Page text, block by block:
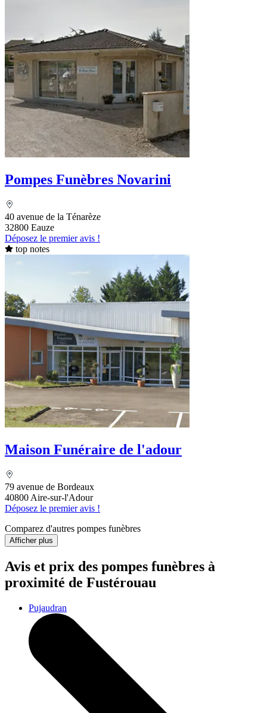
Pompes Funèbres Novarini
40 avenue de la Ténarèze
32800 Eauze
Déposez le premier avis !
top notes
Maison Funéraire de l'adour
79 avenue de Bordeaux
40800 Aire-sur-l'Adour
Déposez le premier avis !
Comparez d'autres pompes funèbres
Afficher plus
Avis et prix des pompes funèbres à
proximité de Fustérouau
Pujaudran